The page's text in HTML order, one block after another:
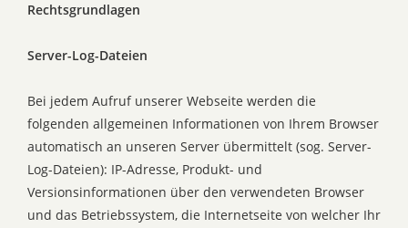
Rechtsgrundlagen
Server-Log-Dateien
Bei jedem Aufruf unserer Webseite werden die
folgenden allgemeinen Informationen von Ihrem Browser
automatisch an unseren Server übermittelt (sog. Server-
Log-Dateien): IP-Adresse, Produkt- und
Versionsinformationen über den verwendeten Browser
und das Betriebssystem, die Internetseite von welcher Ihr